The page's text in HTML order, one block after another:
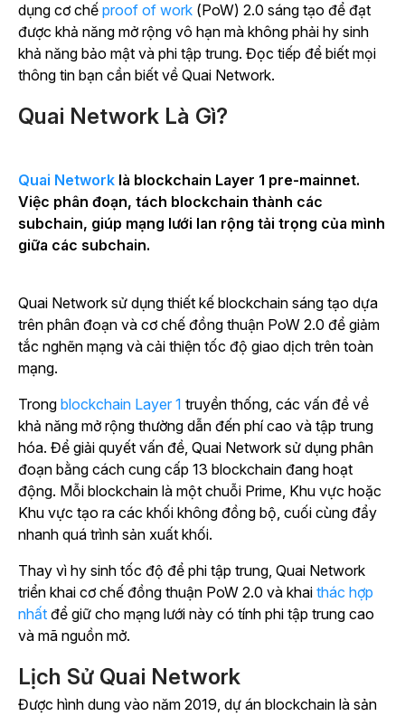
dụng cơ chế proof of work (PoW) 2.0 sáng tạo để đạt
được khả năng mở rộng vô hạn mà không phải hy sinh
khả năng bảo mật và phi tập trung. Đọc tiếp để biết mọi
thông tin bạn cần biết về Quai Network.
Quai Network Là Gì?
Quai Network là blockchain Layer 1 pre-mainnet.
Việc phân đoạn, tách blockchain thành các
subchain, giúp mạng lưới lan rộng tải trọng của mình
giữa các subchain.
Quai Network sử dụng thiết kế blockchain sáng tạo dựa
trên phân đoạn và cơ chế đồng thuận PoW 2.0 để giảm
tắc nghẽn mạng và cải thiện tốc độ giao dịch trên toàn
mạng.
Trong blockchain Layer 1 truyền thống, các vấn đề về
khả năng mở rộng thường dẫn đến phí cao và tập trung
hóa. Để giải quyết vấn đề, Quai Network sử dụng phân
đoạn bằng cách cung cấp 13 blockchain đang hoạt
động. Mỗi blockchain là một chuỗi Prime, Khu vực hoặc
Khu vực tạo ra các khối không đồng bộ, cuối cùng đẩy
nhanh quá trình sản xuất khối.
Thay vì hy sinh tốc độ để phi tập trung, Quai Network
triển khai cơ chế đồng thuận PoW 2.0 và khai thác hợp
nhất để giữ cho mạng lưới này có tính phi tập trung cao
và mã nguồn mở.
Lịch Sử Quai Network
Được hình dung vào năm 2019, dự án blockchain là sản